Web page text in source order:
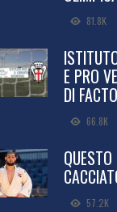
81.8K
E PRO
DI
66.8K
57.2K